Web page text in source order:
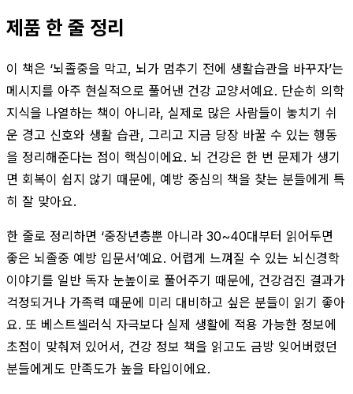
제품 한 줄 정리
이 책은 ‘뇌졸중을 막고, 뇌가 멈추기 전에 생활습관을 바꾸자’는
메시지를 아주 현실적으로 풀어낸 건강 교양서예요. 단순히 의학
지식을 나열하는 책이 아니라, 실제로 많은 사람들이 놓치기 쉬
운 경고 신호와 생활 습관, 그리고 지금 당장 바꿀 수 있는 행동
을 정리해준다는 점이 핵심이에요. 뇌 건강은 한 번 문제가 생기
면 회복이 쉽지 않기 때문에, 예방 중심의 책을 찾는 분들에게 특
히 잘 맞아요.
한 줄로 정리하면 ‘중장년층뿐 아니라 30~40대부터 읽어두면
좋은 뇌졸중 예방 입문서’예요. 어렵게 느껴질 수 있는 뇌신경학
이야기를 일반 독자 눈높이로 풀어주기 때문에, 건강검진 결과가
걱정되거나 가족력 때문에 미리 대비하고 싶은 분들이 읽기 좋아
요. 또 베스트셀러식 자극보다 실제 생활에 적용 가능한 정보에
초점이 맞춰져 있어서, 건강 정보 책을 읽고도 금방 잊어버렸던
분들에게도 만족도가 높을 타입이에요.